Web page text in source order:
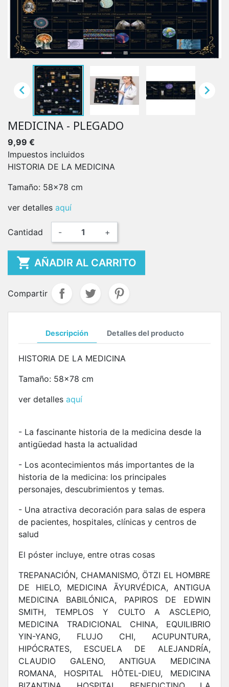
 
MEDICINA - PLEGADO
9,99 €
Impuestos incluidos
HISTORIA DE LA MEDICINA
Tamaño: 58x78 cm
ver detalles aquí
Cantidad - +
 AÑADIR AL CARRITO
Compartir
Descripción Detalles del producto
HISTORIA DE LA MEDICINA
Tamaño: 58x78 cm
ver detalles aquí
- La fascinante historia de la medicina desde la
antigüedad hasta la actualidad
- Los acontecimientos más importantes de la
historia de la medicina: los principales
personajes, descubrimientos y temas.
- Una atractiva decoración para salas de espera
de pacientes, hospitales, clínicas y centros de
salud
El póster incluye, entre otras cosas
TREPANACIÓN, CHAMANISMO, ÖTZI EL HOMBRE
DE HIELO, MEDICINA ĀYURVÉDICA, ANTIGUA
MEDICINA BABILÓNICA, PAPIROS DE EDWIN
SMITH, TEMPLOS Y CULTO A ASCLEPIO,
MEDICINA TRADICIONAL CHINA, EQUILIBRIO
YIN-YANG, FLUJO CHI, ACUPUNTURA,
HIPÓCRATES, ESCUELA DE ALEJANDRÍA,
CLAUDIO GALENO, ANTIGUA MEDICINA
ROMANA, HOSPITAL HÔTEL-DIEU, MEDICINA